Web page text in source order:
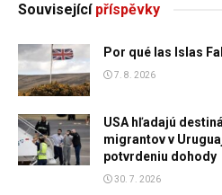
Souvisejícípříspěvky
Por qué las Islas
7. 8. 2026
USA hľadajú
migrantov v
potvrdeniu dohody
30. 7. 2026